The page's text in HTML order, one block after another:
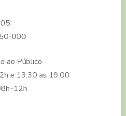
000
ao Público
e 13:30 as 19:00